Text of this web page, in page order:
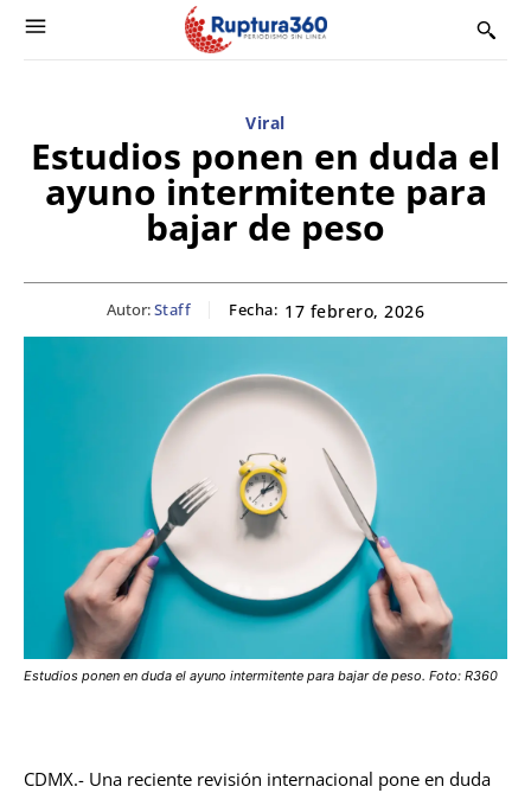
Viral
Estudios ponen en duda el
ayuno intermitente para
bajar de peso
Autor:Staff Fecha: 17 febrero, 2026
Estudios ponen en duda el ayuno intermitente para bajar de peso. Foto: R360
CDMX.- Una reciente revisión internacional pone en duda